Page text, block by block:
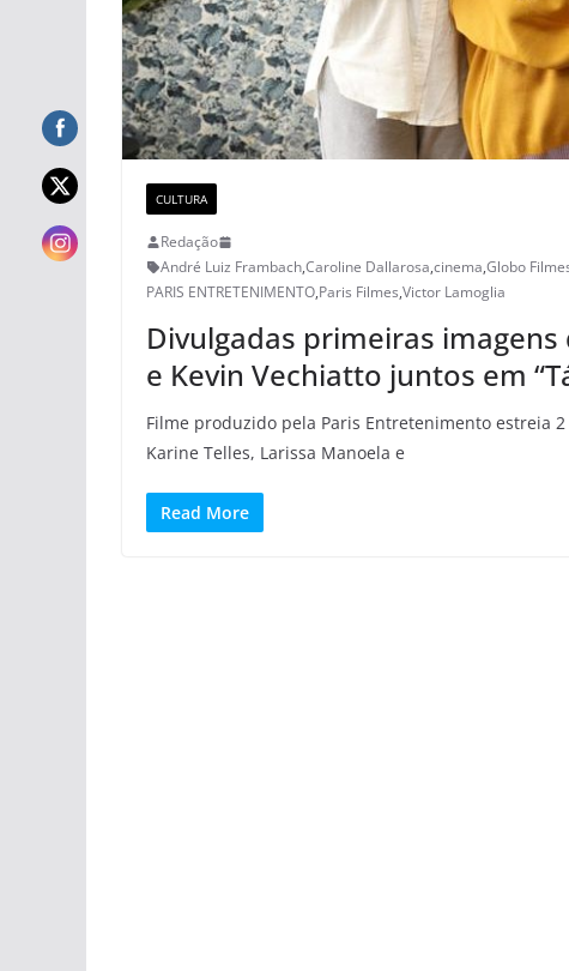
CULTURA
Redação
André Luiz Frambach,Caroline Dallarosa,cinema,Globo
PARIS ENTRETENIMENTO,Paris Filmes,Victor Lamoglia
Divulgadas primeiras
e Kevin Vechiatto juntos em
Filme produzido pela Paris Entretenimento estreia
Karine Telles, Larissa Manoela e
Read More